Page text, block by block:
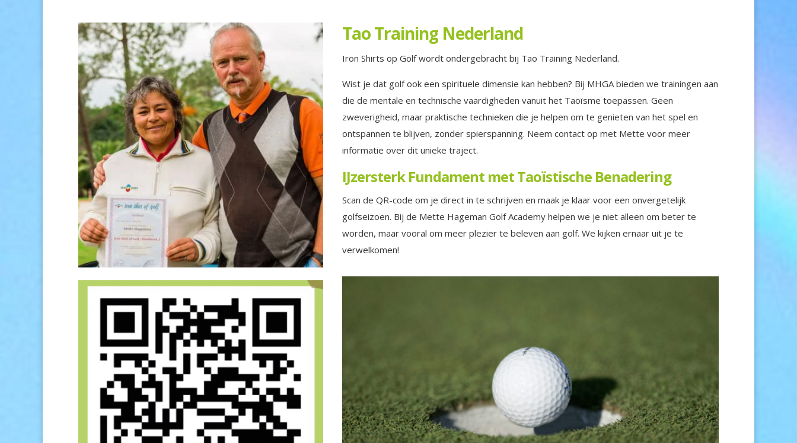
Tao Training Nederland
Iron Shirts op Golf wordt ondergebracht bij Tao Training Nederland.
Wist je dat golf ook een spirituele dimensie kan hebben? Bij MHGA bieden we trainingen aan
die de mentale en technische vaardigheden vanuit het Taoïsme toepassen. Geen
zweverigheid, maar praktische technieken die je helpen om te genieten van het spel en
ontspannen te blijven, zonder spierspanning. Neem contact op met Mette voor meer
informatie over dit unieke traject.
IJzersterk Fundament metTaoïstische Benadering
Scan de QR-code om je direct in te schrijven en maak je klaar voor een onvergetelijk
golfseizoen. Bij de Mette Hageman Golf Academy helpen we je niet alleen om beter te
worden, maar vooral om meer plezier te beleven aan golf. We kijken ernaar uit je te
verwelkomen!